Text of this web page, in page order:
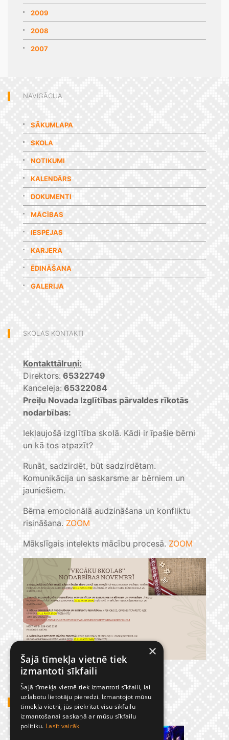
2009
2008
2007
NAVIGĀCIJA
SĀKUMLAPA
SKOLA
NOTIKUMI
KALENDĀRS
DOKUMENTI
MĀCĪBAS
IESPĒJAS
KARJERA
ĒDINĀŠANA
GALERIJA
SKOLAS KONTAKTI
Kontakttālruņi:
Direktors: 65322749
Kanceleja: 65322084
Preiļu Novada Izglītības pārvaldes rīkotās
nodarbības:
Iekļaujošā izglītība skolā. Kādi ir īpašie bērni
un kā tos atpazīt?
Runāt, sadzirdēt, būt sadzirdētam.
Komunikācija un saskarsme ar bērniem un
jauniešiem.
Bērna emocionālā audzināšana un konfliktu
risināšana. ZOOM
Mākslīgais intelekts mācību procesā. ZOOM
GADĪJUMBILDES
×
Šajā tīmekļa vietnē tiek
izmantoti sīkfaili
Šajā tīmekļa vietnē tiek izmantoti sīkfaili, lai
uzlabotu lietotāju pieredzi. Izmantojot mūsu
tīmekļa vietni, jūs piekrītat visu sīkfailu
izmantošanai saskaņā ar mūsu sīkfailu
politiku. Lasīt vairāk